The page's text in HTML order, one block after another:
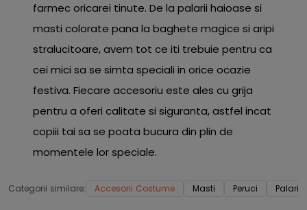
farmec oricarei tinute. De la palarii haioase si
masti colorate pana la baghete magice si aripi
stralucitoare, avem tot ce iti trebuie pentru ca
cei mici sa se simta speciali in orice ocazie
festiva. Fiecare accesoriu este ales cu grija
pentru a oferi calitate si siguranta, astfel incat
copiii tai sa se poata bucura din plin de
momentele lor speciale.
Categorii similare: Accesorii Costume Masti Peruci Palarii